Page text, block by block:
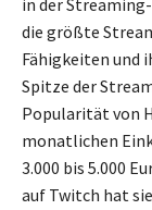
in der
die größte
Fähigkeiten und
Spitze der
Popularität von
monatlichen
3.000 bis 5.000
auf Twitch hat